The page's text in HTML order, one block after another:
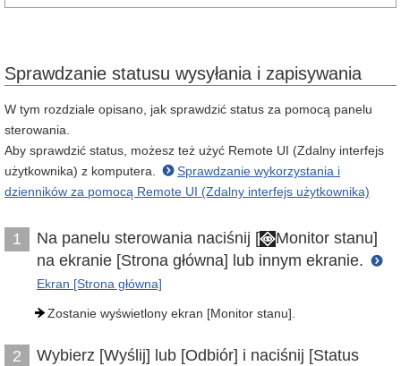
Sprawdzanie statusu wysyłania i zapisywania
W tym rozdziale opisano, jak sprawdzić status za pomocą panelu
sterowania.
Aby sprawdzić status, możesz też użyć Remote UI (Zdalny interfejs
użytkownika) z komputera.
Sprawdzanie wykorzystania i
dzienników za pomocą Remote UI (Zdalny interfejs użytkownika)
1 Na panelu sterowania naciśnij [
Monitor stanu]
na ekranie [Strona główna] lub innym ekranie.
Ekran [Strona główna]
Zostanie wyświetlony ekran [Monitor stanu].
2
Wybierz [Wyślij] lub [Odbiór] i naciśnij [Status